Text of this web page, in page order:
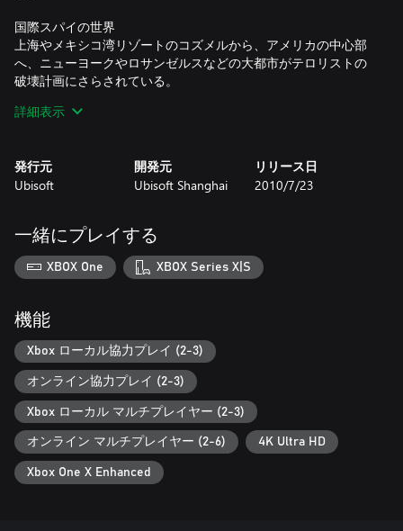
国際スパイの世界
上海やメキシコ湾リゾートのコズメルから、アメリカの中心部
へ、ニューヨークやロサンゼルスなどの大都市がテロリストの
破壊計画にさらされている。
没入感あふれる環境
注意: このゲームのオンライン機能はサポートを終了していま
ん。
詳細表示
発行元
Ubisoft
開発元
Ubisoft Shanghai
リリース日
2010/7/23
一緒にプレイする
XBOX One XBOX Series X|S
機能
Xbox ローカル協力プレイ (2-3)
オンライン協力プレイ (2-3)
Xbox ローカル マルチプレイヤー (2-3)
オンライン マルチプレイヤー (2-6) 4K Ultra HD
Xbox One X Enhanced